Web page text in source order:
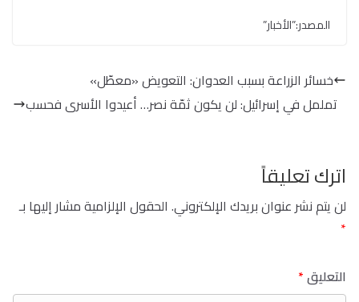
المصدر:”الأخبار”
خسائر الزراعة بسبب العدوان: التعويض «معطّل»
تململ في إسرائيل: لن يكون ثمّة نصر… أعيدوا الأسرى فحسب
اترك تعليقاً
لن يتم نشر عنوان بريدك الإلكتروني. الحقول الإلزامية مشار إليها بـ
*
التعليق*